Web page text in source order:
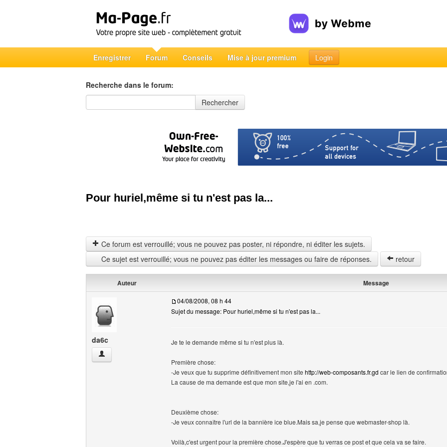
Enregistrer Forum Conseils Mise à jour premium Login
Recherche dans le forum:
Recherche dans le forum
Rechercher
Pour huriel,même si tu n'est pas la...
Ce forum est verrouillé; vous ne pouvez pas poster, ni répondre, ni éditer les sujets.
Ce sujet est verrouillé; vous ne pouvez pas éditer les messages ou faire de réponses.
retour
Auteur Message
da6c
da6c Voir le profil de l'utilisateur
04/08/2008, 08 h 44
Sujet du message: Pour huriel,même si tu n'est pas la...
Je te le demande même si tu n'est plus là.
Première chose:
-Je veux que tu supprime définitivement mon site http://web-composants.fr.gd car le lien de
La cause de ma demande est que mon site,je l'ai en .com.
Deuxième chose:
-Je veux connaître l'url de la bannière ice blue.Mais sa,je pense que webmaster-shop là.
Voilà,c'est urgent pour la première chose.J'espère que tu verras ce post et que cela va se faire.